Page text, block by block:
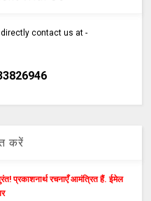
contact us at -
करें
प्रकाशनार्थ रचनाएँ आमंत्रित हैं. ईमेल